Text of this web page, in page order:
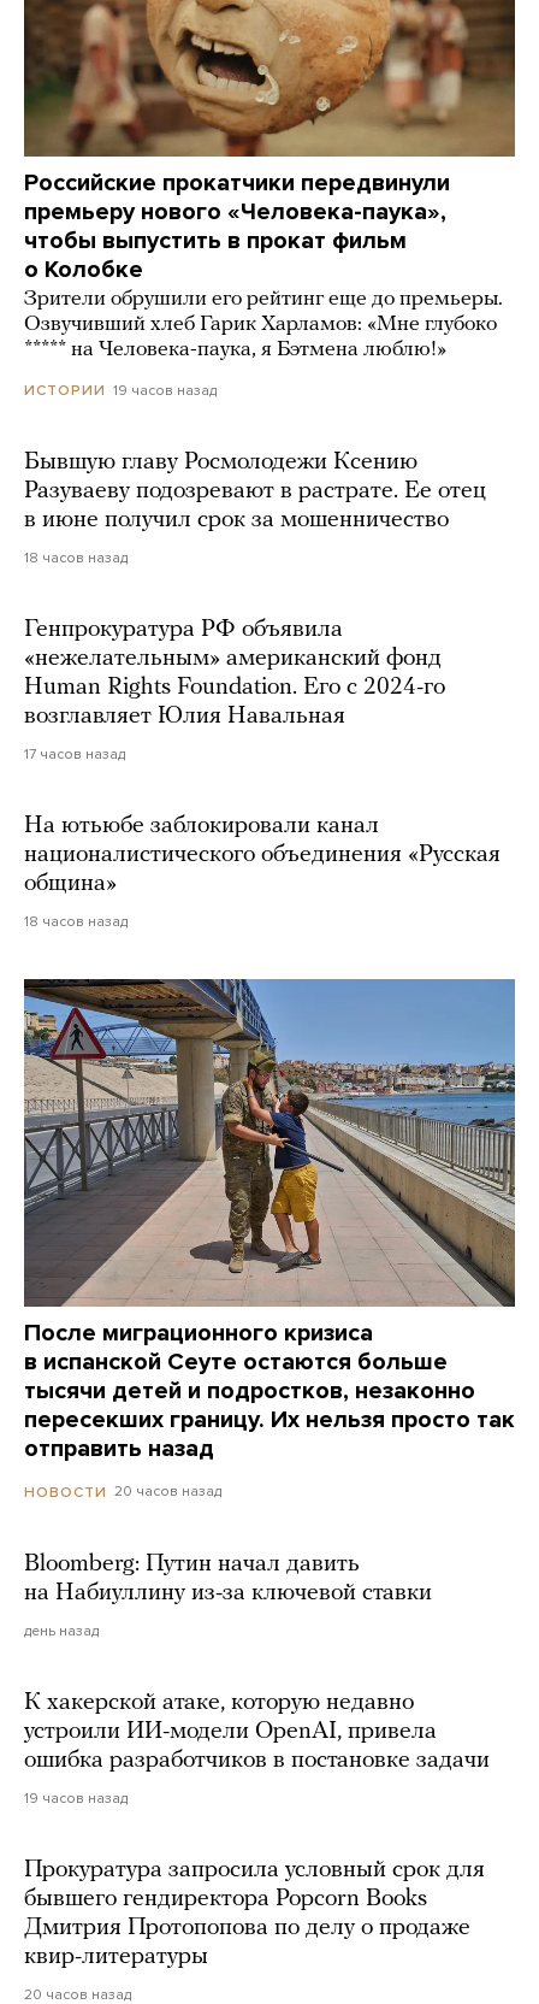
Российские прокатчики передвинули
премьеру нового «Человека-паука»,
чтобы выпустить в прокат фильм
о Колобке
Зрители обрушили его рейтинг еще до премьеры.
Озвучивший хлеб Гарик Харламов: «Мне глубоко
***** на Человека-паука, я Бэтмена люблю!»
ИСТОРИИ 19 часов назад
Бывшую главу Росмолодежи Ксению
Разуваеву подозревают в растрате. Ее отец
в июне получил срок за мошенничество
18 часов назад
Генпрокуратура РФ объявила
«нежелательным» американский фонд
Human Rights Foundation. Его с 2024-го
возглавляет Юлия Навальная
17 часов назад
На ютьюбе заблокировали канал
националистического объединения «Русская
община»
18 часов назад
После миграционного кризиса
в испанской Сеуте остаются больше
тысячи детей и подростков, незаконно
пересекших границу. Их нельзя просто так
отправить назад
НОВОСТИ 20 часов назад
Bloomberg: Путин начал давить
на Набиуллину из-за ключевой ставки
день назад
К хакерской атаке, которую недавно
устроили ИИ-модели OpenAI, привела
ошибка разработчиков в постановке задачи
19 часов назад
Прокуратура запросила условный срок для
бывшего гендиректора Popcorn Books
Дмитрия Протопопова по делу о продаже
квир-литературы
20 часов назад